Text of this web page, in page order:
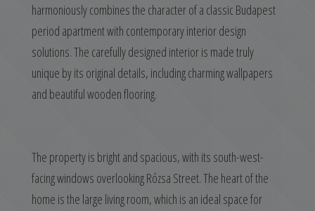
harmoniously combines the character of a classic Budapest
period apartment with contemporary interior design
solutions. The carefully designed interior is made truly
unique by its original details, including charming wallpapers
and beautiful wooden flooring.
The property is bright and spacious, with its south-west-
facing windows overlooking Rózsa Street. The heart of the
home is the large living room, which is an ideal space for